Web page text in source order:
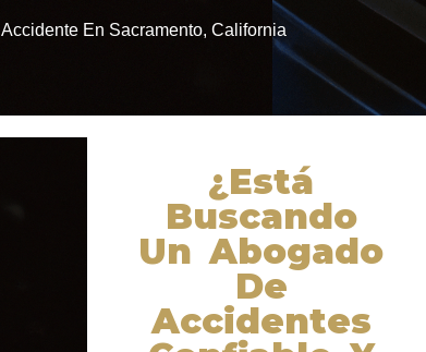
Accidente En Sacramento, California
¿Está
Buscando
Un Abogado
De
Accidentes